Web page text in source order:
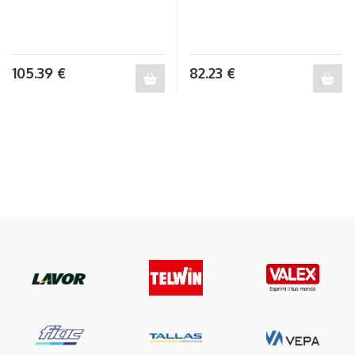
105.39 € 82.23 €